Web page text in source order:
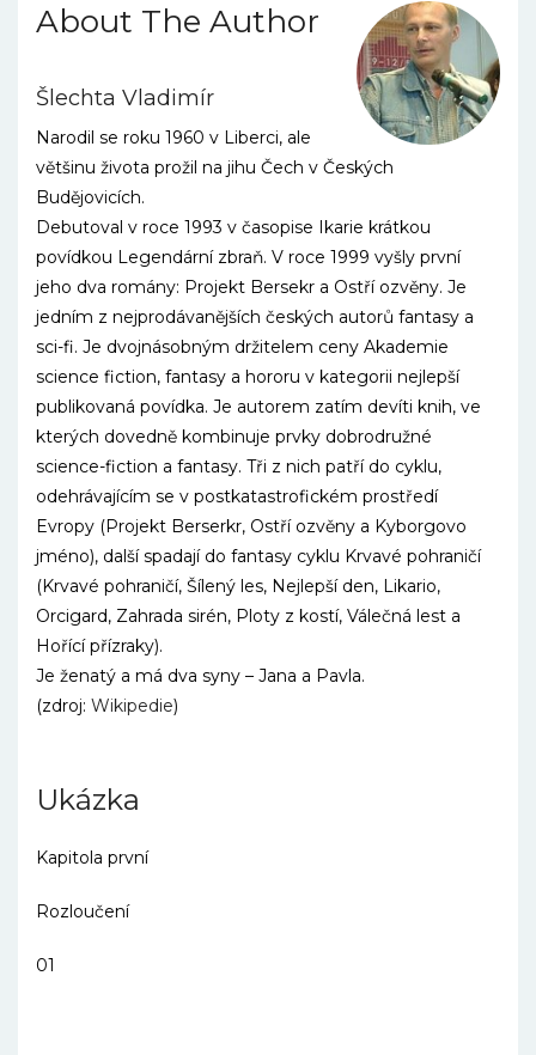
About The Author
Šlechta Vladimír
Narodil se roku 1960 v Liberci, ale
většinu života prožil na jihu Čech v Českých
Budějovicích.
Debutoval v roce 1993 v časopise Ikarie krátkou
povídkou Legendární zbraň. V roce 1999 vyšly první
jeho dva romány: Projekt Bersekr a Ostří ozvěny. Je
jedním z nejprodávanějších českých autorů fantasy a
sci-fi. Je dvojnásobným držitelem ceny Akademie
science fiction, fantasy a hororu v kategorii nejlepší
publikovaná povídka. Je autorem zatím devíti knih, ve
kterých dovedně kombinuje prvky dobrodružné
science-fiction a fantasy. Tři z nich patří do cyklu,
odehrávajícím se v postkatastro­fickém prostředí
Evropy (Projekt Berserkr, Ostří ozvěny a Kyborgovo
jméno), další spadají do fantasy cyklu Krvavé pohraničí
(Krvavé pohraničí, Šílený les, Nejlepší den, Likario,
Orcigard, Zahrada sirén, Ploty z kostí, Válečná lest a
Hořící přízraky).
Je ženatý a má dva syny – Jana a Pavla.
(zdroj: Wikipedie)
Ukázka
Kapitola první
Rozloučení
01